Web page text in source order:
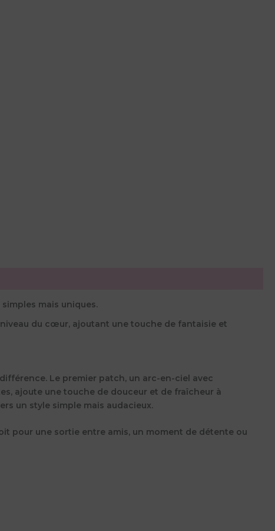
mais uniques.
du cœur, ajoutant une touche de fantaisie et
Le premier patch, un arc-en-ciel avec
ajoute une touche de douceur et de fraîcheur à
un style simple mais audacieux.
pour une sortie entre amis, un moment de détente ou